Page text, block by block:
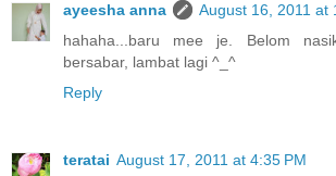
ayeesha anna
August 16, 2011 at
hahaha...baru mee je. Belom
bersabar, lambat lagi ^_^
Reply
teratai August 17, 2011 at 4:35 PM